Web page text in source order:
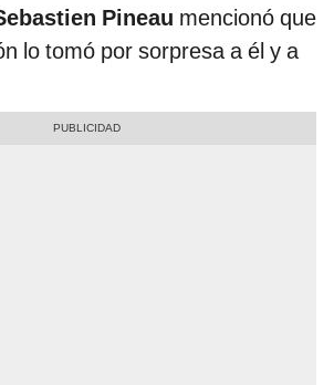
Pineau mencionó que
lo tomó por sorpresa a él y a